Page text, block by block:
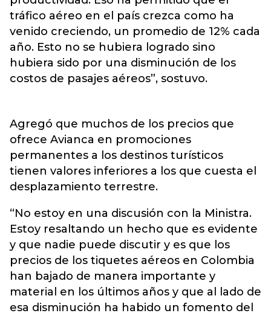
tráfico aéreo en el país crezca como ha
venido creciendo, un promedio de 12% cada
año. Esto no se hubiera logrado sino
hubiera sido por una disminución de los
costos de pasajes aéreos”, sostuvo.
Agregó que muchos de los precios que
ofrece Avianca en promociones
permanentes a los destinos turísticos
tienen valores inferiores a los que cuesta el
desplazamiento terrestre.
“No estoy en una discusión con la Ministra.
Estoy resaltando un hecho que es evidente
y que nadie puede discutir y es que los
precios de los tiquetes aéreos en Colombia
han bajado de manera importante y
material en los últimos años y que al lado de
esa disminución ha habido un fomento del